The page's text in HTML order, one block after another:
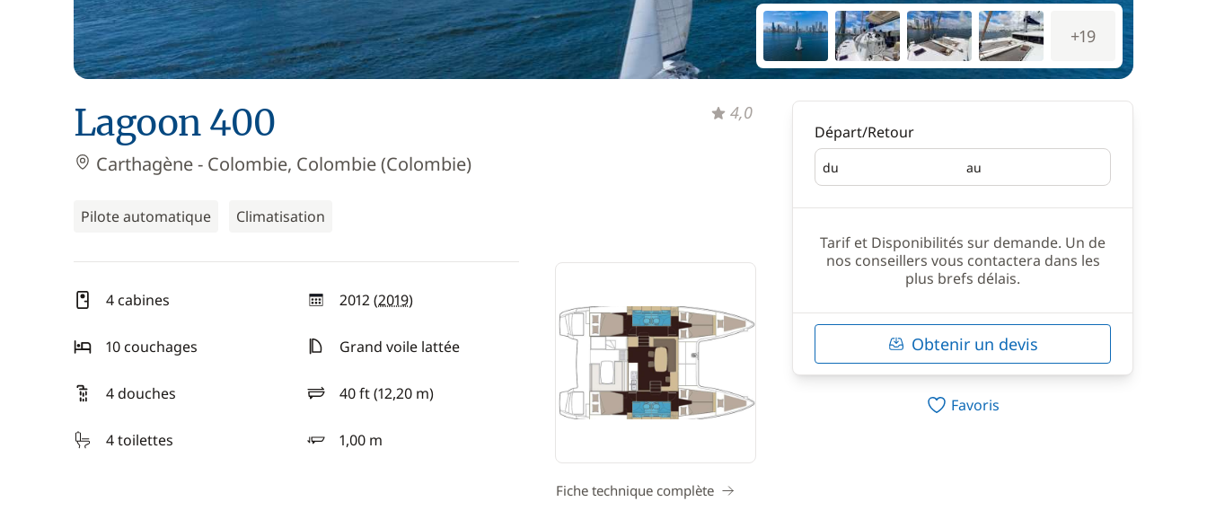
+19
Lagoon 400
Carthagène - Colombie, Colombie (Colombie)
Pilote automatique Climatisation
4,0
4 cabines 2012 (2019)
année
10 couchages
Grand voile lattée
4 douches 40 ft (12,20 m)
longueur
4 toilettes
1,00 m
tirant d'eau
Fiche technique complète
Départ/Retour
du
Départ au
Retour
Tarif et Disponibilités sur demande. Un de
nos conseillers vous contactera dans les
plus brefs délais.
Obtenir un devis
Favoris